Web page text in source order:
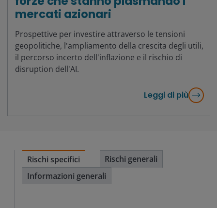
mercati azionari
Prospettive per investire attraverso le tensioni
geopolitiche, l'ampliamento della crescita degli utili,
il percorso incerto dell'inflazione e il rischio di
disruption dell'AI.
Leggi di più
Rischi specifici
Rischi generali
Informazioni generali